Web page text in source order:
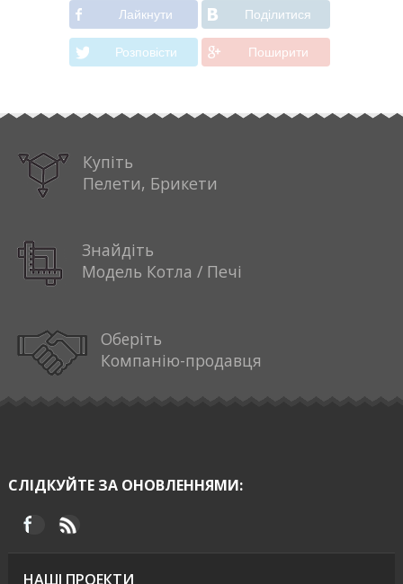
Лайкнути Подiлитися
Розповiсти Поширити
Купіть
Пелети, Брикети
Знайдіть
Модель Котла / Печі
Оберіть
Компанію-продавця
СЛІДКУЙТЕ ЗА ОНОВЛЕННЯМИ:
НАШІ ПРОЕКТИ